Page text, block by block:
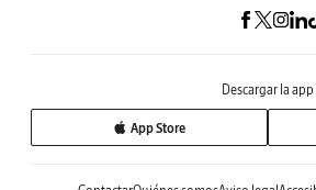
Descargar la app
App Store